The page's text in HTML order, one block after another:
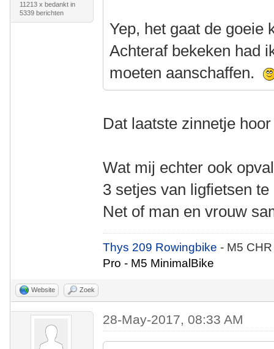
11213 x bedankt in
5339 berichten
Yep, het gaat de goeie
Achteraf bekeken had
moeten aanschaffen.
Dat laatste zinnetje
Wat mij echter ook
3 setjes van ligfietsen
Net of man en vrouw
Thys 209 Rowingbike- M5
Pro - M5 MinimalBike
Website Zoek
28-May-2017, 08:33 AM